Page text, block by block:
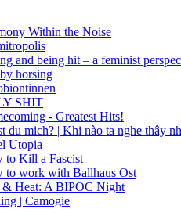
Within the Noise
and being hit – a feminist
horsing
SHIT
- Greatest Hits!
du mich? | Khi nào ta nghe thây
Utopia
to Kill a Fascist
to work with Ballhaus Ost
& Heat: A BIPOC Night
| Camogie